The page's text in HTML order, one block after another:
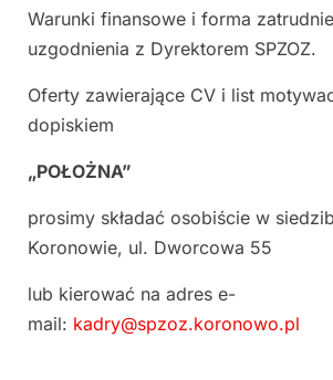
Warunki finansowe i forma
uzgodnienia z Dyrektorem SPZOZ.
Oferty zawierające CV i list
dopiskiem
„POŁOŻNA”
prosimy składać osobiście w
Koronowie, ul. Dworcowa 55
lub kierować na adres e-
mail: kadry@spzoz.koronowo.pl